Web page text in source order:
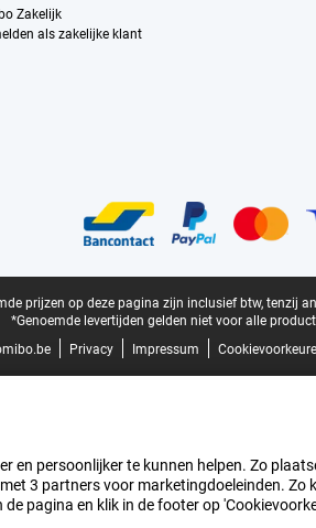
Zakelijk
als zakelijke klant
prijzen op deze pagina zijn inclusief btw, tenzij
*Genoemde levertijden gelden niet voor alle
Privacy Impressum
en persoonlijker te kunnen helpen. Zo
3 partners voor marketingdoeleinden.
pagina en klik in de footer op